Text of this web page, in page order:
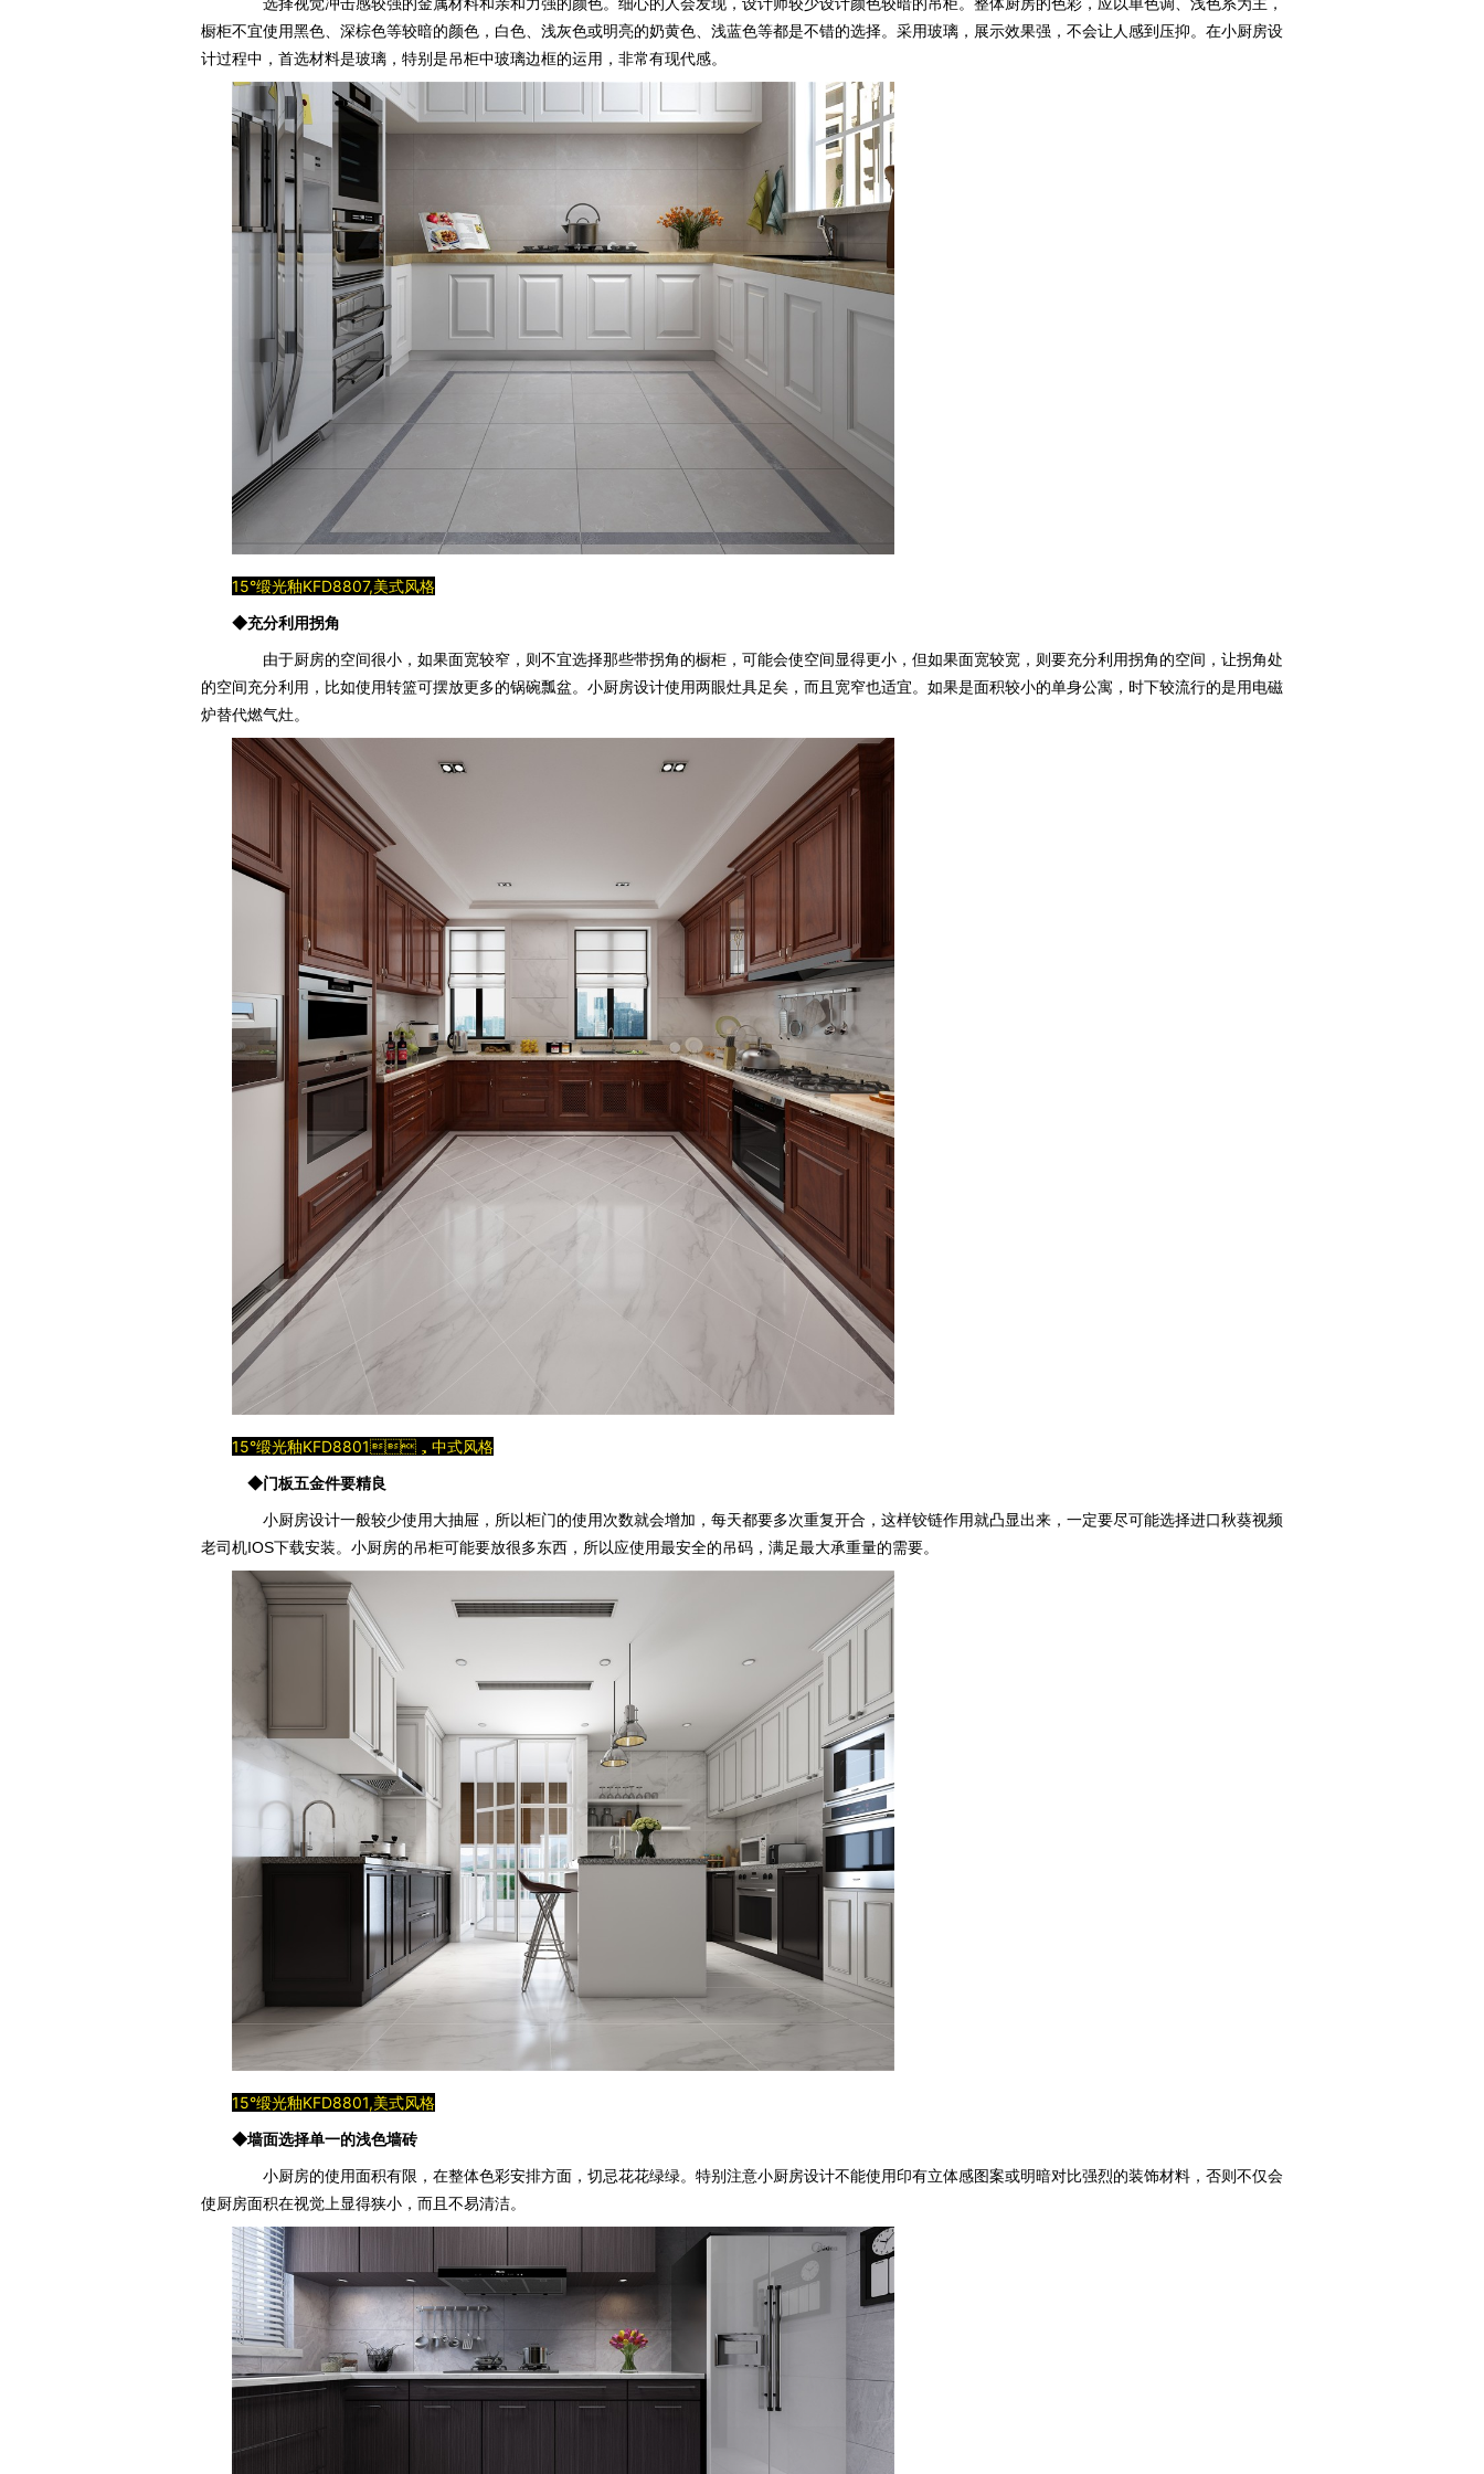
橱柜不宜使用黑色、深棕色等较暗的颜色，白色、浅灰色或明亮的奶黄色、浅蓝色等都是不错的选择。采用玻璃，展示效果强，不会让人感到压抑。在小厨房设
计过程中，首选材料是玻璃，特别是吊柜中玻璃边框的运用，非常有现代感。
15°缎光釉KFD8807,美式风格
◆充分利用拐角
由于厨房的空间很小，如果面宽较窄，则不宜选择那些带拐角的橱柜，可能会使空间显得更小，但如果面宽较宽，则要充分利用拐角的空间，让拐角处
的空间充分利用，比如使用转篮可摆放更多的锅碗瓢盆。小厨房设计使用两眼灶具足矣，而且宽窄也适宜。如果是面积较小的单身公寓，时下较流行的是用电磁
炉替代燃气灶。
15°缎光釉KFD8801，中式风格
◆门板五金件要精良
小厨房设计一般较少使用大抽屉，所以柜门的使用次数就会增加，每天都要多次重复开合，这样铰链作用就凸显出来，一定要尽可能选择进口秋葵视频
老司机IOS下载安装。小厨房的吊柜可能要放很多东西，所以应使用最安全的吊码，满足最大承重量的需要。
15°缎光釉KFD8801,美式风格
◆墙面选择单一的浅色墙砖
小厨房的使用面积有限，在整体色彩安排方面，切忌花花绿绿。特别注意小厨房设计不能使用印有立体感图案或明暗对比强烈的装饰材料，否则不仅会
使厨房面积在视觉上显得狭小，而且不易清洁。